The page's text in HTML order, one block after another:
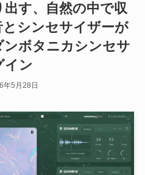
出す、自然の中で収
シンセサイザーが
ンボタニカシンセサ
イン
年5月28日